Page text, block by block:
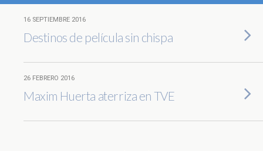
16 SEPTIEMBRE 2016
Destinos de película sin chispa
26 FEBRERO 2016
Maxim Huerta aterriza en TVE